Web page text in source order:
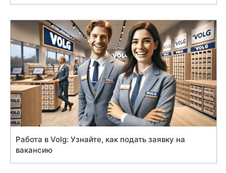
Работа в Volg: Узнайте, как подать заявку на
вакансию